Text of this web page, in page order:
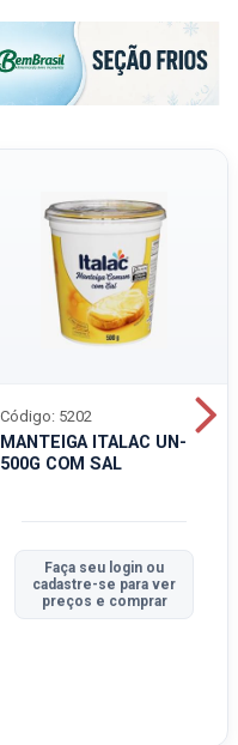
MANTEIGA ITALAC UN-
500G COM SAL
Código: 5202
Faça seu login ou
cadastre-se para ver
preços e comprar